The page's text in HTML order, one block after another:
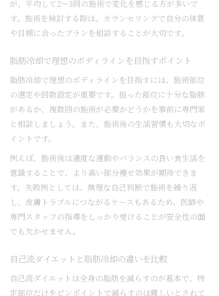
総額で納得できる脂肪冷却プランの選び方
が、平均して2～3回の施術で変化を感じる方が多いで
す。施術を検討する際は、カウンセリングで自分の体質
や目標に合ったプランを相談することが大切です。
脂肪冷却で理想のボディラインを目指すポイント
脂肪冷却で理想のボディラインを目指すには、施術部位
の選定や回数設定が重要です。狙った部位に十分な脂肪
があるか、複数回の施術が必要かどうかを事前に専門家
と相談しましょう。また、施術後の生活習慣も大切なポ
イントです。
例えば、施術後は適度な運動やバランスの良い食生活を
意識することで、より高い部分痩せ効果が期待できま
す。失敗例としては、無理な自己判断で施術を繰り返
し、皮膚トラブルにつながるケースもあるため、医師や
専門スタッフの指導をしっかり受けることが安全性の面
でも欠かせません。
自己流ダイエットと脂肪冷却の違いを比較
自己流ダイエットは全身の脂肪を減らすのが基本で、特
定部位だけをピンポイントで減らすのは難しいとされて